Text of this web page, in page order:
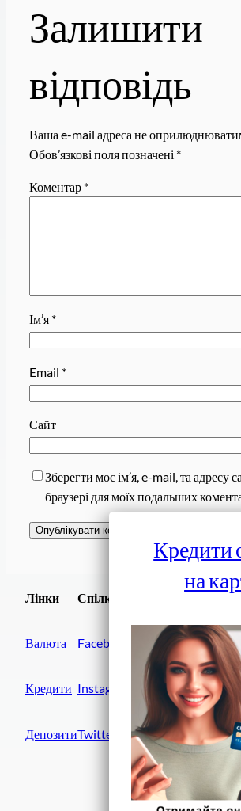
Залишити
відповідь
Ваша e-mail адреса не
Обов’язкові поля позначені *
Коментар *
Ім’я *
Email *
Сайт
Зберегти моє ім’я, e-mail, та адресу
браузері для моїх подальших
Лінки
Валюта
Кредити
Депозити
Спілки
Facebook
Instagram
Twitter
Кредити
на